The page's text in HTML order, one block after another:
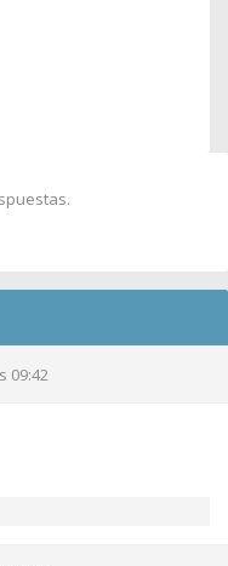
09:42